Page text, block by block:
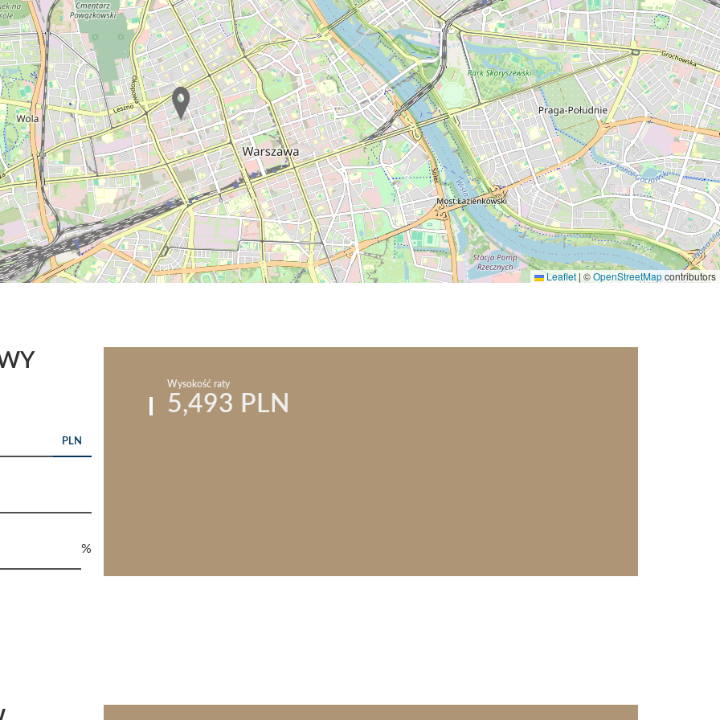
Leaflet | ©OpenStreetMapcontributors
PLN
%
Wysokość raty
5,493 PLN